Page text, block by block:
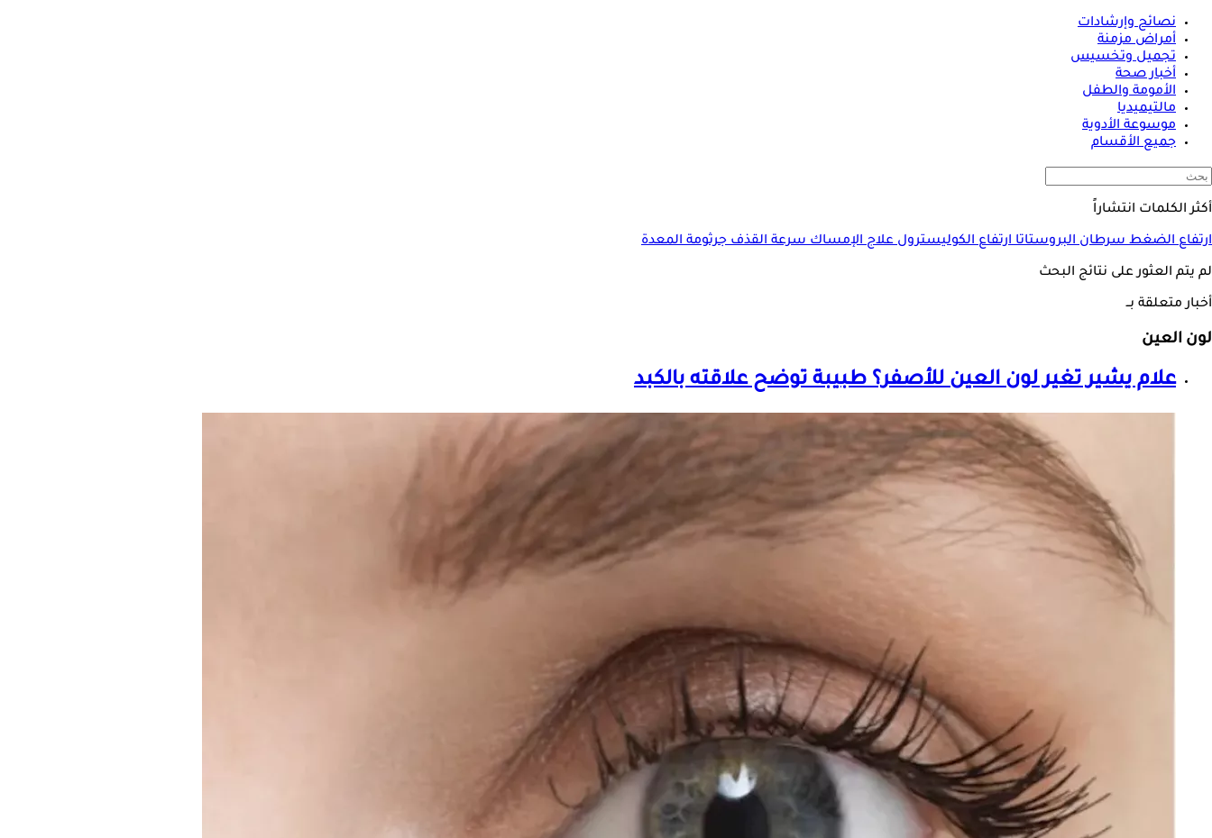
نصائح وإرشادات
أمراض مزمنة
تجميل وتخسيس
أخبار صحة
الأمومة والطفل
مالتيميديا
موسوعة الأدوية
جميع الأقسام
أكثر الكلمات انتشاراً
ارتفاع الضغطسرطان البروستاتاارتفاع الكوليسترولعلاج الإمساكسرعة القذفجرثومة المعدة
لم يتم العثور على نتائج البحث
أخبار متعلقة بــ
لون العين
علام يشير تغيرلون العينللأصفر؟ طبيبة توضح علاقته بالكبد